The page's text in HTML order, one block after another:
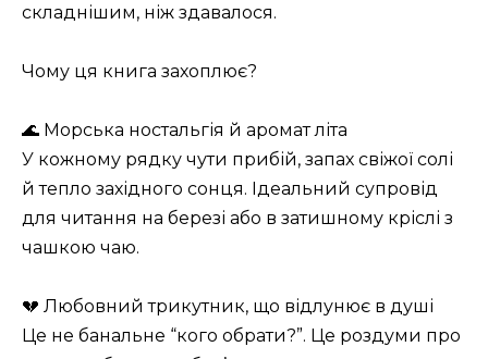
складнішим, ніж здавалося.
Чому ця книга захоплює?
🌊 Морська ностальгія й аромат літа
У кожному рядку чути прибій, запах свіжої солі
й тепло західного сонця. Ідеальний супровід
для читання на березі або в затишному кріслі з
чашкою чаю.
💔 Любовний трикутник, що відлунює в душі
Це не банальне “кого обрати?”. Це роздуми про